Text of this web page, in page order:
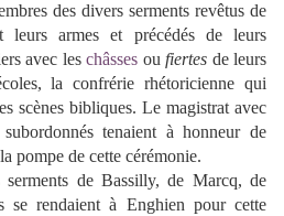
des divers serments revêtus de
leurs armes et précédés de leurs
avec leschâsses oufiertes de leurs
la confrérie rhétoricienne qui
scènes bibliques. Le magistrat avec
tenaient à honneur de
pompe de cette cérémonie.
de Bassilly, de Marcq, de
se rendaient à Enghien pour cette